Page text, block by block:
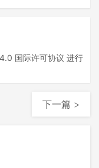
国际许可协议 进行
下一篇 >